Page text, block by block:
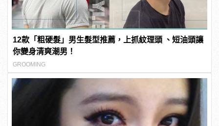
12款「粗硬髮」男生髮型推薦，上抓紋理頭 、短油頭讓
你變身清爽潮男！
GROOMING